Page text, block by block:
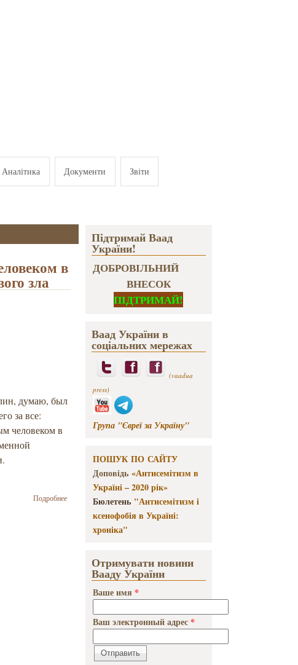
Аналітика Документи Звіти
в
зла
думаю, был
за все:
человеком в
Подробнеео Виктор
Ерофеев:
Гитлер был
единственным
Сталину по
мирового зла
Підтримай Ваад
України!
ДОБРОВІЛЬНИЙ
ВНЕСОК
ПІДТРИМАЙ!
Ваад України в
соціальних мережах
(vaadua
press)
Група "Євреї за Україну"
ПОШУК ПО САЙТУ
Доповідь «Антисемітизм в
Україні – 2020 рік»
Бюлетень "Антисемітизм і
ксенофобія в Україні:
хроніка"
Отримувати новини
Вааду України
Ваше имя *
Ваш электронный адрес *